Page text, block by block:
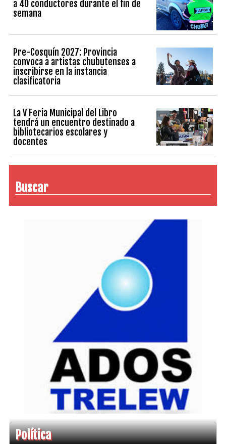
a 40 conductores durante el fin de
semana
Pre-Cosquín 2027: Provincia
convoca a artistas chubutenses a
inscribirse en la instancia
clasificatoria
La V Feria Municipal del Libro
tendrá un encuentro destinado a
bibliotecarios escolares y
docentes
Buscar
Política